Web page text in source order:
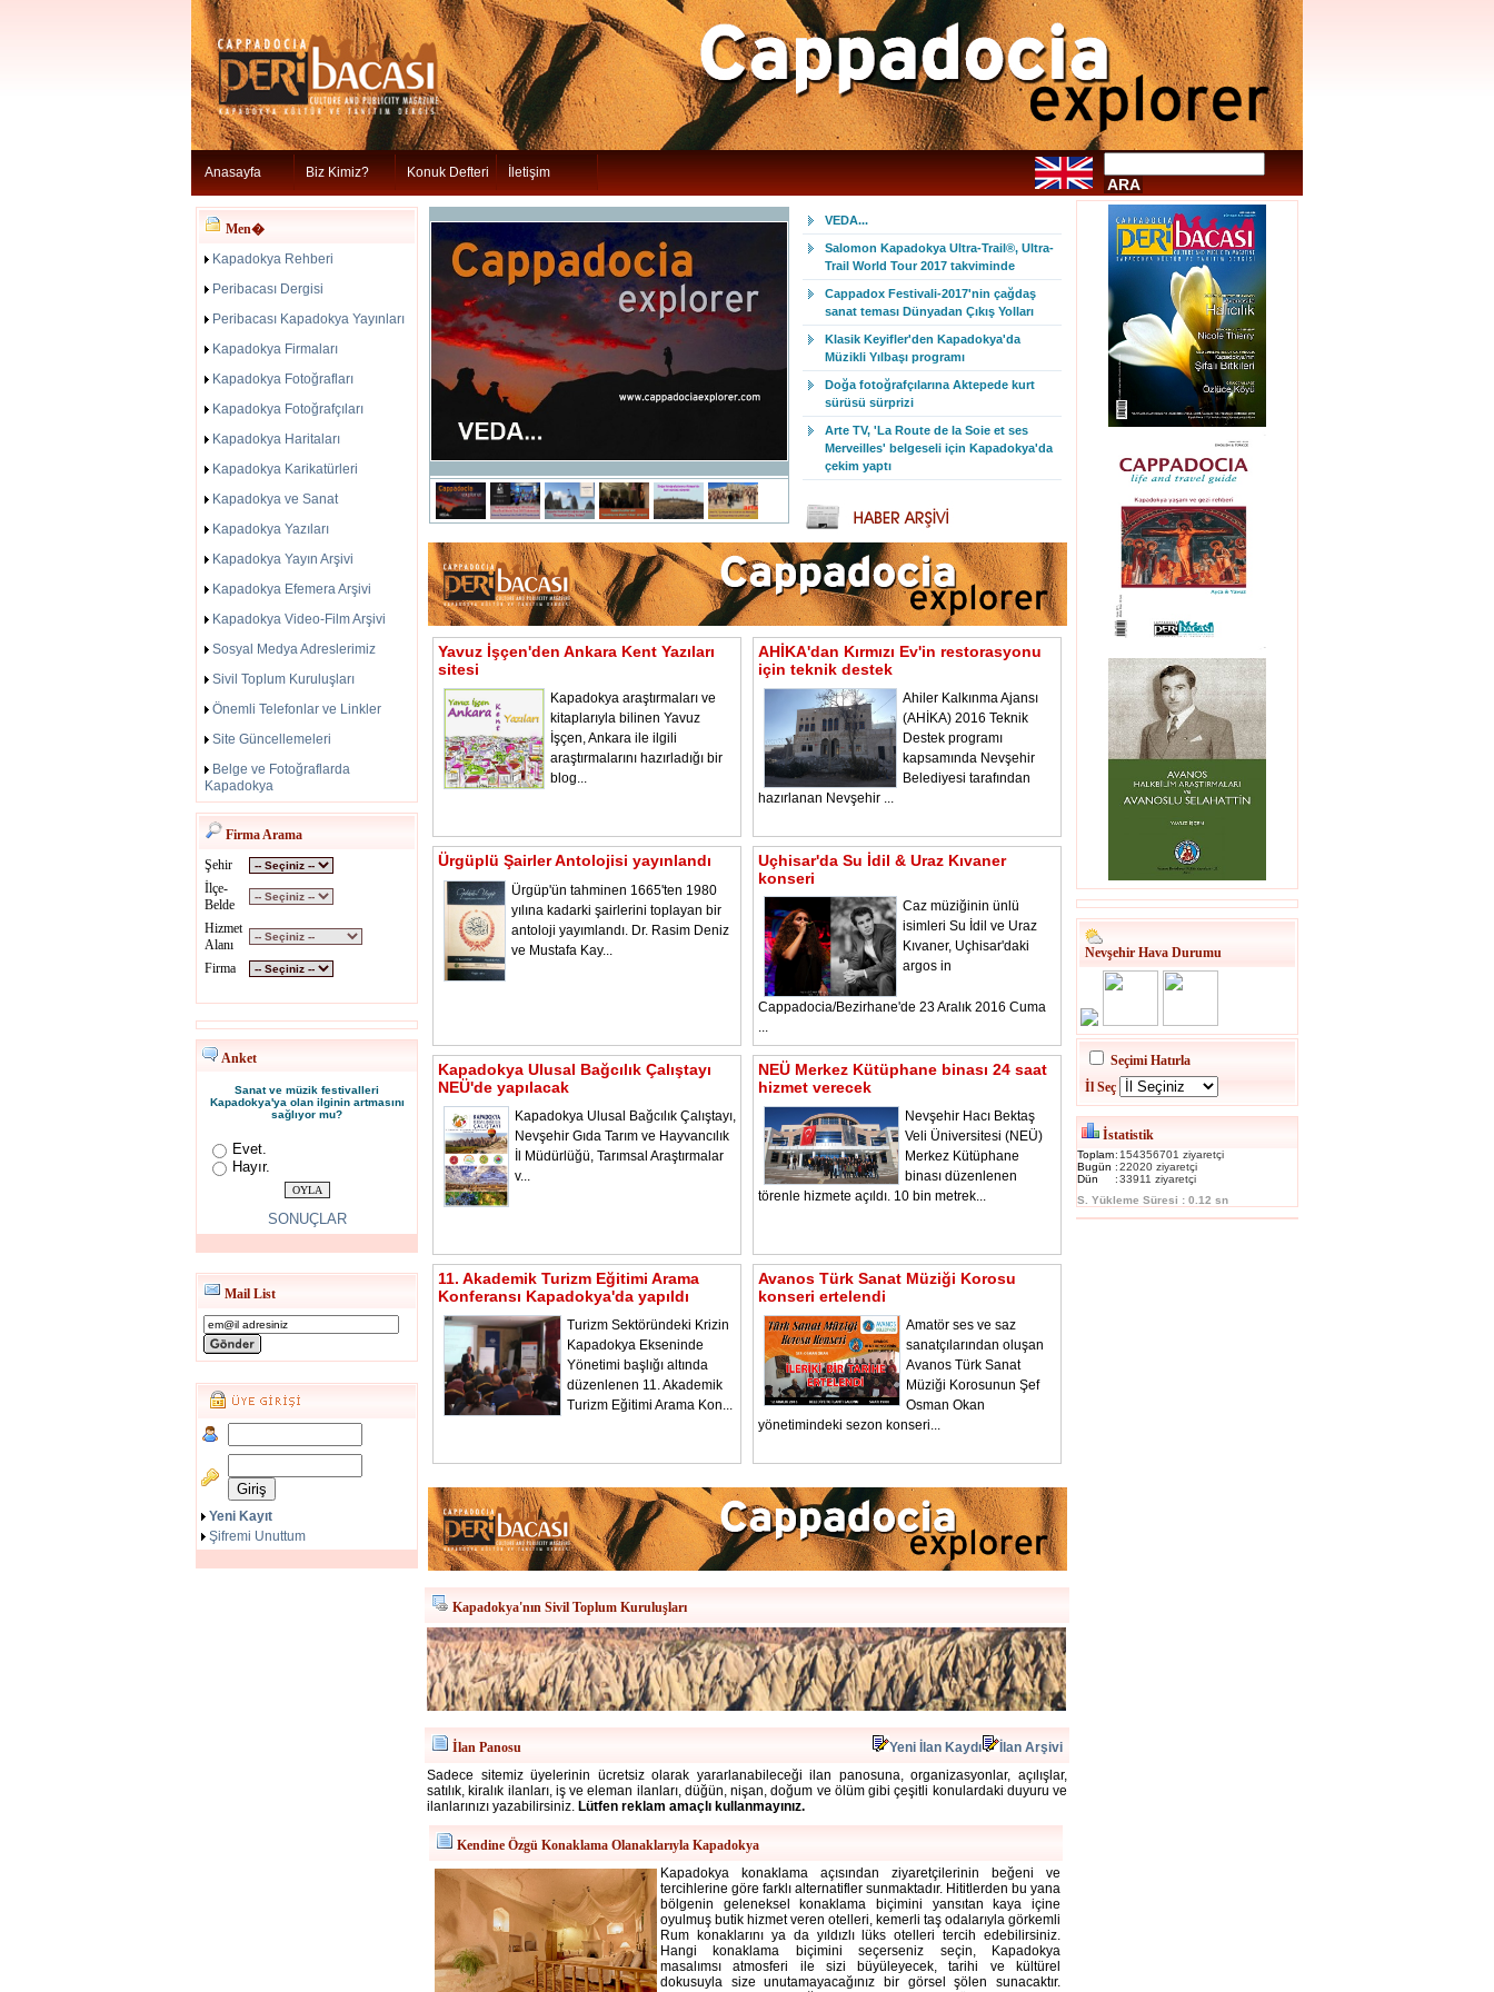
Anasayfa Biz Kimiz? Konuk Defteri İletişim
Men�
Kapadokya Rehberi
Peribacası Dergisi
Peribacası Kapadokya Yayınları
Kapadokya Firmaları
Kapadokya Fotoğrafları
Kapadokya Fotoğrafçıları
Kapadokya Haritaları
Kapadokya Karikatürleri
Kapadokya ve Sanat
Kapadokya Yazıları
Kapadokya Yayın Arşivi
Kapadokya Efemera Arşivi
Kapadokya Video-Film Arşivi
Sosyal Medya Adreslerimiz
Sivil Toplum Kuruluşları
Önemli Telefonlar ve Linkler
Site Güncellemeleri
Belge ve Fotoğraflarda
Kapadokya
Firma Arama
Şehir
İlçe-
Belde
Hizmet
Alanı
Firma
Anket
Sanat ve müzik festivalleri
Kapadokya'ya olan ilginin artmasını
sağlıyor mu?
Evet.
Hayır.
SONUÇLAR
Mail List
Yeni Kayıt
Şifremi Unuttum
VEDA...
Salomon Kapadokya Ultra-Trail®, Ultra-
Trail World Tour 2017 takviminde
Cappadox Festivali-2017'nin çağdaş
sanat teması Dünyadan Çıkış Yolları
Klasik Keyifler'den Kapadokya'da
Müzikli Yılbaşı programı
Doğa fotoğrafçılarına Aktepede kurt
sürüsü sürprizi
Arte TV, 'La Route de la Soie et ses
Merveilles' belgeseli için Kapadokya'da
çekim yaptı
Yavuz İşçen'den Ankara Kent Yazıları
sitesi
Kapadokya araştırmaları ve
kitaplarıyla bilinen Yavuz
İşçen, Ankara ile ilgili
araştırmalarını hazırladığı bir
blog...
AHİKA'dan Kırmızı Ev'in restorasyonu
için teknik destek
Ahiler Kalkınma Ajansı
(AHİKA) 2016 Teknik
Destek programı
kapsamında Nevşehir
Belediyesi tarafından
hazırlanan Nevşehir ...
Ürgüplü Şairler Antolojisi yayınlandı
Ürgüp'ün tahminen 1665'ten 1980
yılına kadarki şairlerini toplayan bir
antoloji yayımlandı. Dr. Rasim Deniz
ve Mustafa Kay...
Uçhisar'da Su İdil & Uraz Kıvaner
konseri
Caz müziğinin ünlü
isimleri Su İdil ve Uraz
Kıvaner, Uçhisar'daki
argos in
Cappadocia/Bezirhane'de 23 Aralık 2016 Cuma
...
Kapadokya Ulusal Bağcılık Çalıştayı
NEÜ'de yapılacak
Kapadokya Ulusal Bağcılık Çalıştayı,
Nevşehir Gıda Tarım ve Hayvancılık
İl Müdürlüğü, Tarımsal Araştırmalar
v...
NEÜ Merkez Kütüphane binası 24 saat
hizmet verecek
Nevşehir Hacı Bektaş
Veli Üniversitesi (NEÜ)
Merkez Kütüphane
binası düzenlenen
törenle hizmete açıldı. 10 bin metrek...
11. Akademik Turizm Eğitimi Arama
Konferansı Kapadokya'da yapıldı
Turizm Sektöründeki Krizin
Kapadokya Ekseninde
Yönetimi başlığı altında
düzenlenen 11. Akademik
Turizm Eğitimi Arama Kon...
Avanos Türk Sanat Müziği Korosu
konseri ertelendi
Amatör ses ve saz
sanatçılarından oluşan
Avanos Türk Sanat
Müziği Korosunun Şef
Osman Okan
yönetimindeki sezon konseri...
Kapadokya'nın Sivil Toplum Kuruluşları
İlan Panosu Yeni İlan Kaydı
İlan Arşivi
Sadece sitemiz üyelerinin ücretsiz olarak yararlanabileceği ilan panosuna, organizasyonlar, açılışlar,
satılık, kiralık ilanları, iş ve eleman ilanları, düğün, nişan, doğum ve ölüm gibi çeşitli konulardaki duyuru ve
ilanlarınızı yazabilirsiniz. Lütfen reklam amaçlı kullanmayınız.
Kendine Özgü Konaklama Olanaklarıyla Kapadokya
Kapadokya konaklama
açısından ziyaretçilerinin beğeni ve
tercihlerine göre farklı alternatifler sunmaktadır. Hititlerden bu yana
bölgenin geleneksel konaklama biçimini yansıtan kaya içine
oyulmuş butik hizmet veren otelleri, kemerli taş odalarıyla görkemli
Rum konaklarını ya da yıldızlı lüks otelleri tercih edebilirsiniz.
Hangi konaklama biçimini seçerseniz seçin, Kapadokya
masalımsı atmosferi ile sizi büyüleyecek, tarihi ve kültürel
dokusuyla size unutamayacağınız bir görsel şölen sunacaktır.
Nevşehir Hava Durumu
Seçimi Hatırla
İl Seç
İstatistik
Toplam: 154356701 ziyaretçi
Bugün :22020 ziyaretçi
Dün
:33911 ziyaretçi
S. Yükleme Süresi : 0.12 sn